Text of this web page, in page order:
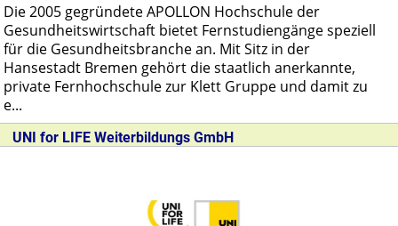
Die 2005 gegründete APOLLON Hochschule der
Gesundheitswirtschaft bietet Fernstudiengänge speziell
für die Gesundheitsbranche an. Mit Sitz in der
Hansestadt Bremen gehört die staatlich anerkannte,
private Fernhochschule zur Klett Gruppe und damit zu
e...
UNI for LIFE Weiterbildungs GmbH